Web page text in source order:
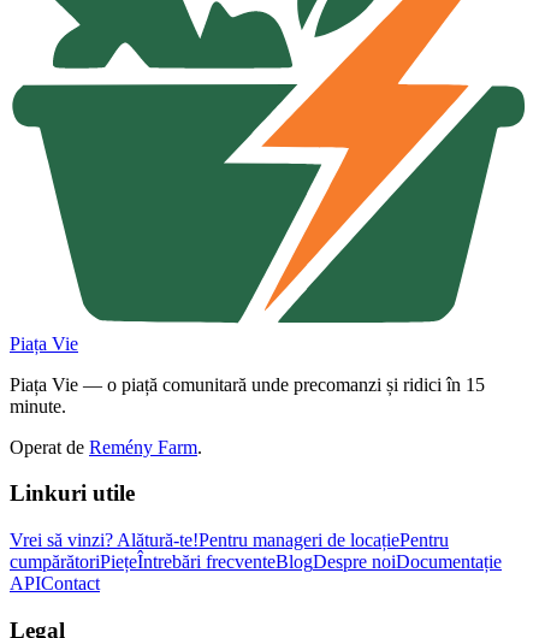
Piața Vie
Piața Vie — o piață comunitară unde precomanzi și ridici în 15
minute.
Operat de Remény Farm.
Linkuri utile
Vrei să vinzi? Alătură-te!Pentru manageri de locațiePentru
cumpărătoriPiețeÎntrebări frecventeBlogDespre noiDocumentație
APIContact
Legal